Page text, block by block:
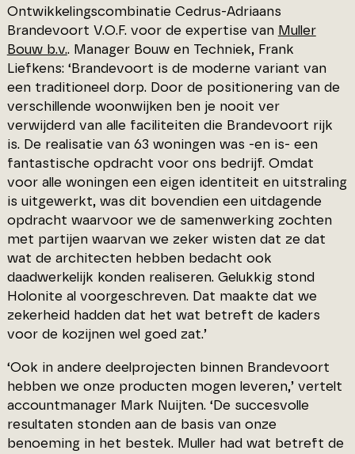
Ontwikkelingscombinatie Cedrus-Adriaans
Brandevoort V.O.F. voor de expertise van Muller
Bouw b.v.. Manager Bouw en Techniek, Frank
Liefkens: ‘Brandevoort is de moderne variant van
een traditioneel dorp. Door de positionering van de
verschillende woonwijken ben je nooit ver
verwijderd van alle faciliteiten die Brandevoort rijk
is. De realisatie van 63 woningen was -en is- een
fantastische opdracht voor ons bedrijf. Omdat
voor alle woningen een eigen identiteit en uitstraling
is uitgewerkt, was dit bovendien een uitdagende
opdracht waarvoor we de samenwerking zochten
met partijen waarvan we zeker wisten dat ze dat
wat de architecten hebben bedacht ook
daadwerkelijk konden realiseren. Gelukkig stond
Holonite al voorgeschreven. Dat maakte dat we
zekerheid hadden dat het wat betreft de kaders
voor de kozijnen wel goed zat.’
‘Ook in andere deelprojecten binnen Brandevoort
hebben we onze producten mogen leveren,’ vertelt
accountmanager Mark Nuijten. ‘De succesvolle
resultaten stonden aan de basis van onze
benoeming in het bestek. Muller had wat betreft de